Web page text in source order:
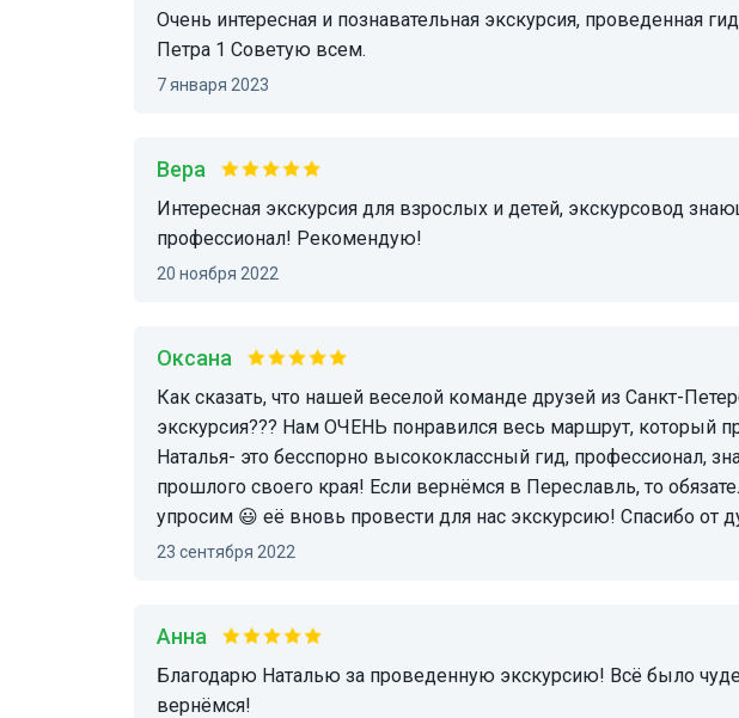
Очень интересная и познавательная экскурсия, проведенная гидом, Наталье про ботик
Петра 1 Советую всем.
7 января 2023
Вера
Интересная экскурсия для взрослых и детей, экскурсовод знающий и очень славный
профессионал! Рекомендую!
20 ноября 2022
Оксана
Как сказать, что нашей веселой команде друзей из Санкт-Петербурга понравилась
экскурсия??? Нам ОЧЕНЬ понравился весь маршрут, который
Наталья- это бесспорно высококлассный гид, профессионал,
прошлого своего края! Если вернёмся в Переславль, то
упросим 😃 её вновь провести для нас экскурсию! Спасибо от
23 сентября 2022
Анна
Благодарю Наталью за проведенную экскурсию! Всё было чудесно. Обязательно
вернёмся!